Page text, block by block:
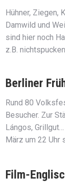
Hühner, Ziegen,
Damwild und
sind hier noch
z.B.
Berliner
Rund 80
Besucher. Zur
Lángos,
März um 22 Uhr
Film-